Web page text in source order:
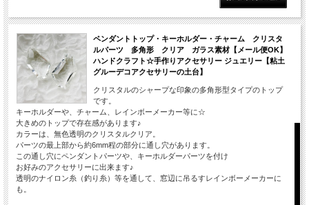
ペンダントトップ・キーホルダー・チャーム クリスタ
ルパーツ 多角形 クリア ガラス素材【メール便OK】
ハンドクラフト☆手作りアクセサリー ジュエリー【粘土
グルーデコアクセサリーの土台】
クリスタルのシャープな印象の多角形型タイプのトップ
です。
キーホルダーや、チャーム、レインボーメーカー等に☆
大きめのトップで存在感があります♪
カラーは、無色透明のクリスタルクリア。
パーツの最上部から約6mm程の部分に通し穴があります。
この通し穴にペンダントパーツや、キーホルダーパーツを付け
お好みのアクセサリーに出来ます♪
透明のナイロン糸（釣り糸）等を通して、窓辺に吊るすレインボーメーカーに
も。